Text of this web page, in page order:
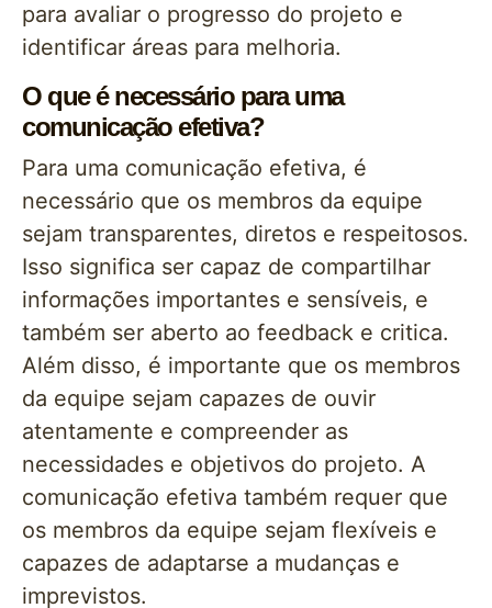
para avaliar o progresso do projeto e
identificar áreas para melhoria.
O que é necessário para uma
comunicação efetiva?
Para uma comunicação efetiva, é
necessário que os membros da equipe
sejam transparentes, diretos e respeitosos.
Isso significa ser capaz de compartilhar
informações importantes e sensíveis, e
também ser aberto ao feedback e critica.
Além disso, é importante que os membros
da equipe sejam capazes de ouvir
atentamente e compreender as
necessidades e objetivos do projeto. A
comunicação efetiva também requer que
os membros da equipe sejam flexíveis e
capazes de adaptarse a mudanças e
imprevistos.